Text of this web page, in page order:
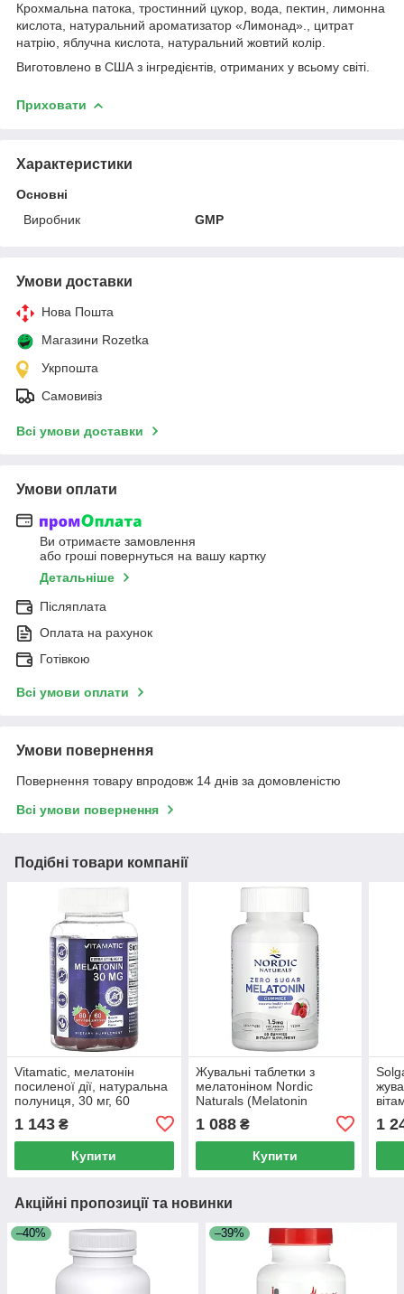
Крохмальна патока, тростинний цукор, вода, пектин, лимонна
кислота, натуральний ароматизатор «Лимонад»., цитрат
натрію, яблучна кислота, натуральний жовтий колір.
Виготовлено в США з інгредієнтів, отриманих у всьому світі.
Приховати
Характеристики
Основні
Виробник
GMP
Умови доставки
Нова Пошта
Магазини Rozetka
Укрпошта
Самовивіз
Всі умови доставки
Умови оплати
Ви отримаєте замовлення
або гроші повернуться на вашу картку
Детальніше
Післяплата
Оплата на рахунок
Готівкою
Всі умови оплати
Умови повернення
Повернення товару впродовж 14 днів за домовленістю
Всі умови повернення
Подібні товари компанії
Vitamatic, мелатонін
посиленої дії, натуральна
полуниця, 30 мг, 60
1 143 ₴
Купити
Жувальні таблетки з
мелатоніном Nordic
Naturals (Melatonin
жувальних таблеток зі
смаком малини
1 088₴
Купити
1
Акційні пропозиції та новинки
–40% –39%